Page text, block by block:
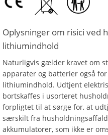
Oplysninger om risici ved
lithiumindhold
Naturligvis gælder kravet om
apparater og batterier også
lithiumindhold. Udtjent
bortskaffes i usorteret
forpligtet til at sørge for, at
særskilt fra
akkumulatorer, som ikke er